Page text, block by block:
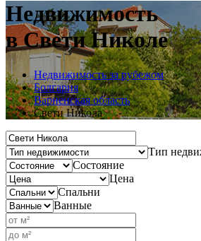
Недвижимость
в Свети Николе
Недвижимость за рубежом
Болгария
Варненская область
Свети Никола
Тип
Состояние
Цена
Спальни
Ванные